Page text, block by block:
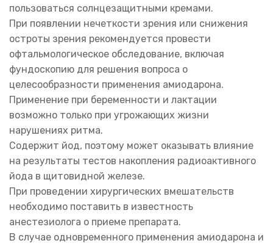
пользоваться солнцезащитными кремами.
При появлении нечеткости зрения или снижения
остроты зрения рекомендуется провести
офтальмологическое обследование, включая
фундоскопию для решения вопроса о
целесообразности применения амиодарона.
Применение при беременности и лактации
возможно только при угрожающих жизни
нарушениях ритма.
Содержит йод, поэтому может оказывать влияние
на результаты тестов накопления радиоактивного
йода в щитовидной железе.
При проведении хирургических вмешательств
необходимо поставить в известность
анестезиолога о приеме препарата.
В случае одновременного применения амиодарона и